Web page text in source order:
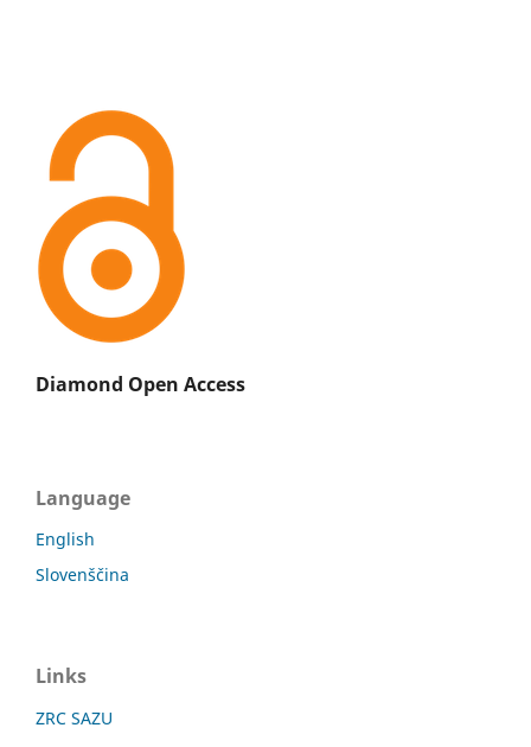
Diamond Open Access
Language
English
Slovenščina
Links
ZRC SAZU